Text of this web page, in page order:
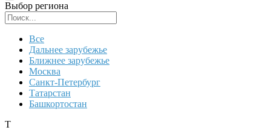
Выбор региона
Все
Дальнее зарубежье
Ближнее зарубежье
Москва
Санкт-Петербург
Татарстан
Башкортостан
Т